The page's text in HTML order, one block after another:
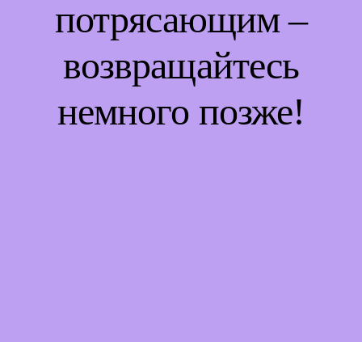
потрясающим –
возвращайтесь
немного позже!